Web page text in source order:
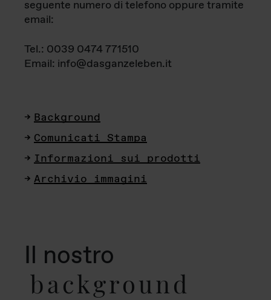
seguente numero di telefono oppure tramite
email:
Tel.: 0039 0474 771510
Email: info@dasganzeleben.it
Background
Comunicati Stampa
Informazioni sui prodotti
Archivio immagini
Il nostro
background